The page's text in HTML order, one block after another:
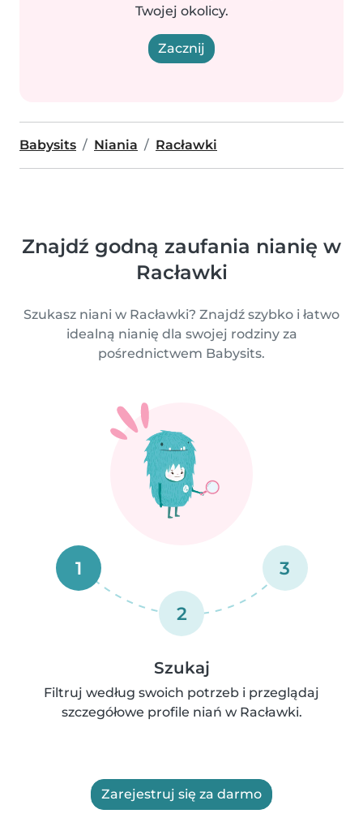
Twojej okolicy.
Zacznij
Babysits Niania Racławki
Znajdź godną zaufania nianię w
Racławki
Szukasz niani w Racławki? Znajdź szybko i łatwo
idealną nianię dla swojej rodziny za
pośrednictwem Babysits.
1
2
3
Szukaj
Filtruj według swoich potrzeb i przeglądaj
szczegółowe profile niań w Racławki.
Zarejestruj się za darmo